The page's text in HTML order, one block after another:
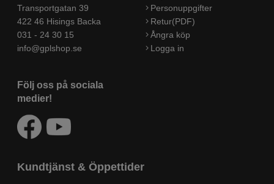
Transportgatan 39
422 46 Hisings Backa
031 - 24 30 15
info@gplshop.se
Följ oss på sociala
medier!
Personuppgifter
Retur(PDF)
Ångra köp
Logga in
Kundtjänst & Öppettider